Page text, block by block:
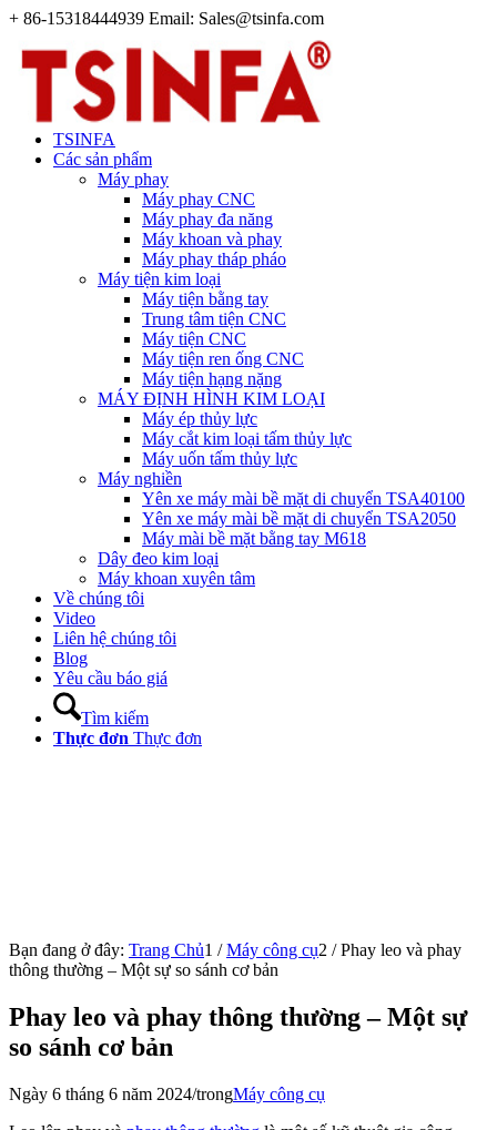
+ 86-15318444939 Email: Sales@tsinfa.com
TSINFA
Các sản phẩm
Máy phay
Máy phay CNC
Máy phay đa năng
Máy khoan và phay
Máy phay tháp pháo
Máy tiện kim loại
Máy tiện bằng tay
Trung tâm tiện CNC
Máy tiện CNC
Máy tiện ren ống CNC
Máy tiện hạng nặng
MÁY ĐỊNH HÌNH KIM LOẠI
Máy ép thủy lực
Máy cắt kim loại tấm thủy lực
Máy uốn tấm thủy lực
Máy nghiền
Yên xe máy mài bề mặt di chuyển TSA40100
Yên xe máy mài bề mặt di chuyển TSA2050
Máy mài bề mặt bằng tay M618
Dây đeo kim loại
Máy khoan xuyên tâm
Về chúng tôi
Video
Liên hệ chúng tôi
Blog
Yêu cầu báo giá
Tìm kiếm
Thực đơn Thực đơn
Bạn đang ở đây: Trang Chủ1 / Máy công cụ2 / Phay leo và phay
thông thường – Một sự so sánh cơ bản
Phay leo và phay thông thường – Một sự
so sánh cơ bản
Ngày 6 tháng 6 năm 2024/trongMáy công cụ